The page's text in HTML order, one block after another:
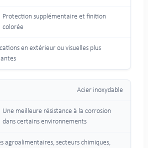
Protection supplémentaire et finition
colorée
en extérieur ou visuelles plus
Acier inoxydable
Une meilleure résistance à la corrosion
dans certains environnements
agroalimentaires, secteurs chimiques,